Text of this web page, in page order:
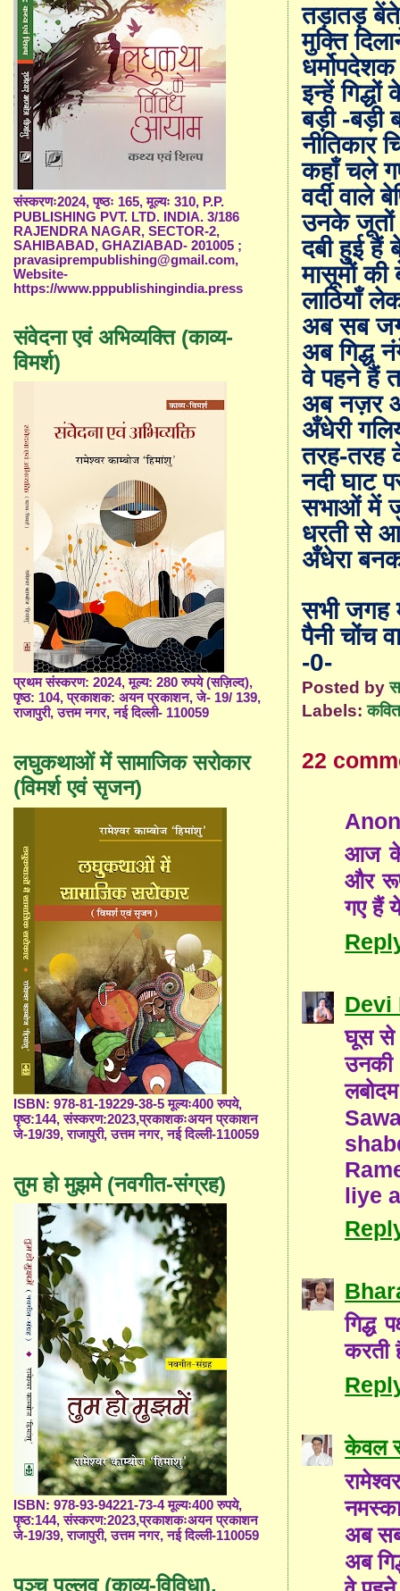
तड़ातड़ बेंते
मुक्ति
इन्हें
बड़ी -बड़ी
नीतिकार
कहाँ चले
वर्दी वाले
उनके जूतों
दबी हुई हैं
मासूमों
लाठियाँ
अब सब
अब गिद्ध
वे पहने हैं
अब नज़र
अँधेरी
तरह-
नदी घाट
सभाओं में
धरती से
अँधेरा
सभी जगह
पैनी चोंच
-0-
Posted by
Labels:
22
आज के
और
गए हैं
Devi
घूस से
उनकी
लबोदम
liye
गिद्ध
करती
केवल
अब
अब
संस्करणः2024, पृष्ठः 165, मूल्यः 310, P.P.
PUBLISHING PVT. LTD. INDIA. 3/186
RAJENDRA NAGAR, SECTOR-2,
SAHIBABAD, GHAZIABAD- 201005 ;
pravasiprempublishing@gmail.com,
Website-
https://www.pppublishingindia.press
संवेदना एवं अभिव्यक्ति (काव्य-
विमर्श)
प्रथम संस्करण: 2024, मूल्य: 280 रुपये (सज़िल्द),
पृष्ठ: 104, प्रकाशक: अयन प्रकाशन, जे- 19/ 139,
राजापुरी, उत्तम नगर, नई दिल्ली- 110059
लघुकथाओं में सामाजिक सरोकार
(विमर्श एवं सृजन)
ISBN: 978-81-19229-38-5 मूल्यः400 रुपये,
पृष्ठ:144, संस्करण:2023,प्रकाशकःअयन प्रकाशन
जे-19/39, राजापुरी, उत्तम नगर, नई दिल्ली-110059
तुम हो मुझमे (नवगीत-संग्रह)
ISBN: 978-93-94221-73-4 मूल्यः400 रुपये,
पृष्ठ:144, संस्करण:2023,प्रकाशकःअयन प्रकाशन
जे-19/39, राजापुरी, उत्तम नगर, नई दिल्ली-110059
पञ्च पल्लव (काव्य-विविधा),